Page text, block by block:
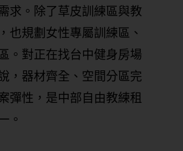
求。除了草皮訓練區與教
也規劃女性專屬訓練區、
。對正在找台中健身房場
，器材齊全、空間分區完
彈性，是中部自由教練租
。